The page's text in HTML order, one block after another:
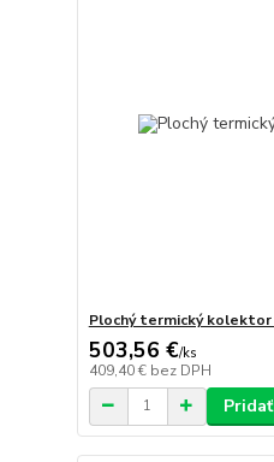
Plochý termický kolektor
503,56 €/ks
409,40 € bez DPH